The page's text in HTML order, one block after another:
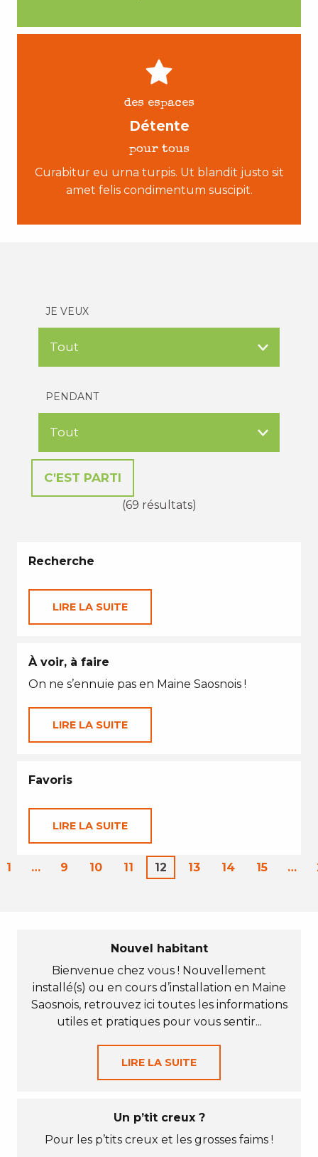
des espaces
Détente
pour tous
Curabitur eu urna turpis. Ut blandit justo sit
amet felis condimentum suscipit.
JE VEUX
PENDANT
(69 résultats)
Recherche
LIRE LA SUITE
À voir, à faire
On ne s’ennuie pas en Maine Saosnois !
LIRE LA SUITE
Favoris
LIRE LA SUITE
1 … 9 10 11 12 13 14 15 …
Nouvel habitant
Bienvenue chez vous ! Nouvellement
installé(s) ou en cours d’installation en Maine
Saosnois, retrouvez ici toutes les informations
utiles et pratiques pour vous sentir...
LIRE LA SUITE
Un p’tit creux ?
Pour les p’tits creux et les grosses faims !